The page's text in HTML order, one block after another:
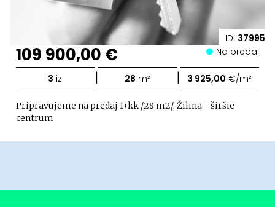
ID: 37995
109 900,00 € Na predaj
3 iz. | 28 m² | 3 925,00 €/m²
Pripravujeme na predaj 1+kk /28 m2/, Žilina - širšie
centrum